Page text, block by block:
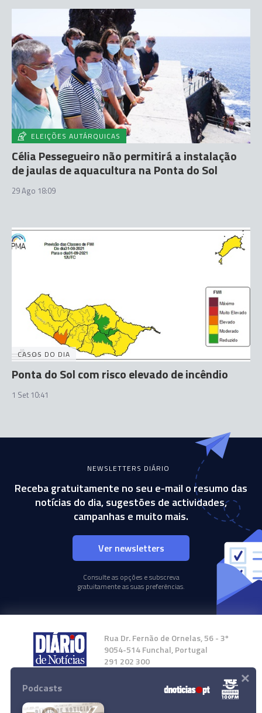
ELEIÇÕES AUTÁRQUICAS
Célia Pessegueiro não permitirá a instalação
de jaulas de aquacultura na Ponta do Sol
29 Ago 18:09
CASOS DO DIA
Ponta do Sol com risco elevado de incêndio
1 Set 10:41
NEWSLETTERS DIÁRIO
Receba gratuitamente no seu e-mail o resumo das
notícias do dia, sugestões de actividades,
campanhas e muito mais.
Ver newsletters
Consulte as opções e subscreva
gratuitamente as suas preferências.
Rua Dr. Fernão de Ornelas, 56 - 3º
9054-514 Funchal, Portugal
291 202 300
Instale a nossa App
Podcasts ×